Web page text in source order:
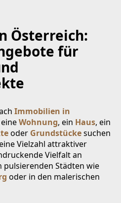
Österreich:
für
Immobilien in
Wohnung, ein Haus, ein
oder Grundstückesuchen
Vielzahl attraktiver
Vielfalt an
pulsierenden Städten wie
oder in den malerischen